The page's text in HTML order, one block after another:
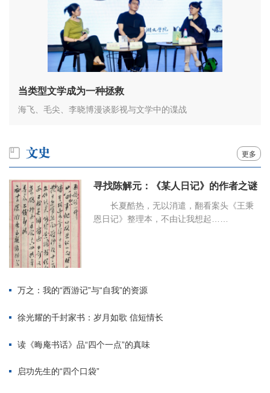
当类型文学成为一种拯救
海飞、毛尖、李晓博漫谈影视与文学中的谍战
更多
寻找陈解元：《某人日记》的作者之谜
长夏酷热，无以消遣，翻看案头《王秉
恩日记》整理本，不由让我想起……
万之：我的“西游记”与“自我”的资源
徐光耀的千封家书：岁月如歌 信短情长
读《晦庵书话》品“四个一点”的真味
启功先生的“四个口袋”